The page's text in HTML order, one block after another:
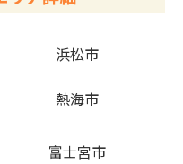
浜松市
熱海市
富士宮市